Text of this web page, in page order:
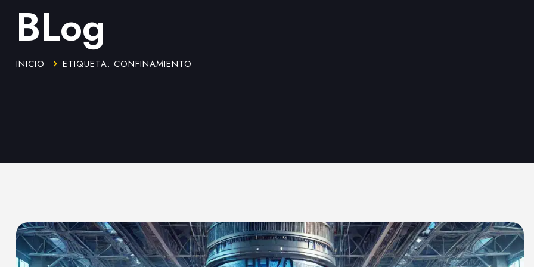
BLog
INICIO ETIQUETA: CONFINAMIENTO